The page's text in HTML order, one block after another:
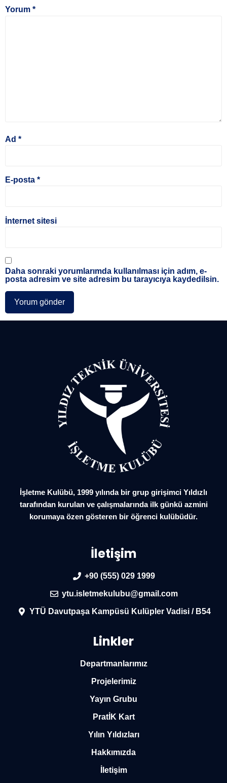
Yorum *
Ad *
E-posta *
İnternet sitesi
Daha sonraki yorumlarımda kullanılması için adım, e-
posta adresim ve site adresim bu tarayıcıya kaydedilsin.
İşletme Kulübü, 1999 yılında bir grup girişimci Yıldızlı
tarafından kurulan ve çalışmalarında ilk günkü azmini
korumaya özen gösteren bir öğrenci kulübüdür.
İletişim
+90 (555) 029 1999
ytu.isletmekulubu@gmail.com
YTÜ Davutpaşa Kampüsü Kulüpler Vadisi / B54
Linkler
Departmanlarımız
Projelerimiz
Yayın Grubu
PratİK Kart
Yılın Yıldızları
Hakkımızda
İletişim